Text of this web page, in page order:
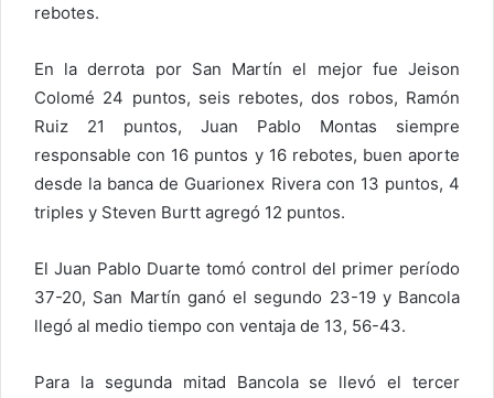
rebotes.
En la derrota por San Martín el mejor fue Jeison
Colomé 24 puntos, seis rebotes, dos robos, Ramón
Ruiz 21 puntos, Juan Pablo Montas siempre
responsable con 16 puntos y 16 rebotes, buen aporte
desde la banca de Guarionex Rivera con 13 puntos, 4
triples y Steven Burtt agregó 12 puntos.
El Juan Pablo Duarte tomó control del primer período
37-20, San Martín ganó el segundo 23-19 y Bancola
llegó al medio tiempo con ventaja de 13, 56-43.
Para la segunda mitad Bancola se llevó el tercer